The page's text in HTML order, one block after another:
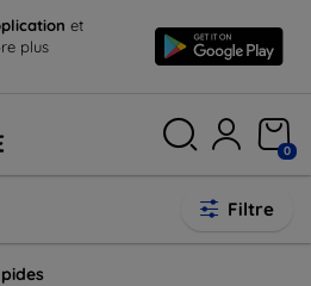
et
plus
0
Filtre